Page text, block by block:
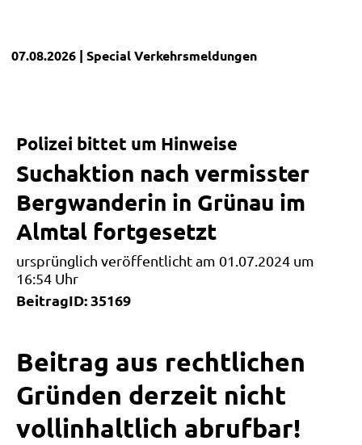
07.08.2026 | SpecialVerkehrsmeldungen
Polizei bittet um Hinweise
Suchaktion nach vermisster
Bergwanderin in Grünau im
Almtal fortgesetzt
ursprünglich veröffentlicht am 01.07.2024 um
16:54 Uhr
BeitragID: 35169
Beitrag aus rechtlichen
Gründen derzeit nicht
vollinhaltlich abrufbar!